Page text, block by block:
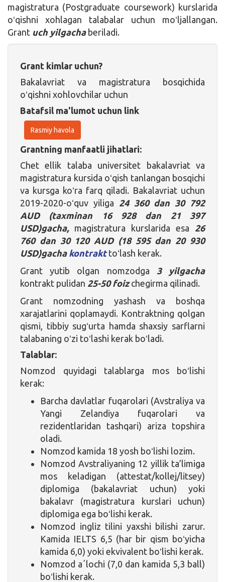
magistratura (Postgraduate coursework) kurslarida
oʻqishni xohlagan talabalar uchun moʻljallangan.
Grant uch yilgachaberiladi.
Grant kimlar uchun?
Bakalavriat va magistratura bosqichida
oʻqishni xohlovchilar uchun
Batafsil ma'lumot uchun link
Rasmiy havola
Grantning manfaatli jihatlari:
Chet ellik talaba universitet bakalavriat va
magistratura kursida oʻqish tanlangan bosqichi
va kursga koʻra farq qiladi. Bakalavriat uchun
2019-2020-oʻquv yiliga 24 360 dan 30 792
AUD (taxminan 16 928 dan 21 397
USD)gacha, magistratura kurslarida esa 26
760 dan 30 120 AUD (18 595 dan 20 930
USD)gacha kontrakttoʻlash kerak.
Grant yutib olgan nomzodga 3 yilgacha
kontrakt pulidan 25-50 foizchegirma qilinadi.
Grant nomzodning yashash va boshqa
xarajatlarini qoplamaydi. Kontraktning qolgan
qismi, tibbiy sugʻurta hamda shaxsiy sarflarni
talabaning oʻzi toʻlashi kerak boʻladi.
Talablar:
Nomzod quyidagi talablarga mos boʻlishi
kerak:
Barcha davlatlar fuqarolari (Avstraliya va
Yangi Zelandiya fuqarolari va
rezidentlaridan tashqari) ariza topshira
oladi.
Nomzod kamida 18 yosh boʻlishi lozim.
Nomzod Avstraliyaning 12 yillik ta’limiga
mos keladigan (attestat/kollej/litsey)
diplomiga (bakalavriat uchun) yoki
bakalavr (magistratura kurslari uchun)
diplomiga ega boʻlishi kerak.
Nomzod ingliz tilini yaxshi bilishi zarur.
Kamida IELTS 6,5 (har bir qism boʻyicha
kamida 6,0) yoki ekvivalent boʻlishi kerak.
Nomzod aʼlochi (7,0 dan kamida 5,3 ball)
boʻlishi kerak.